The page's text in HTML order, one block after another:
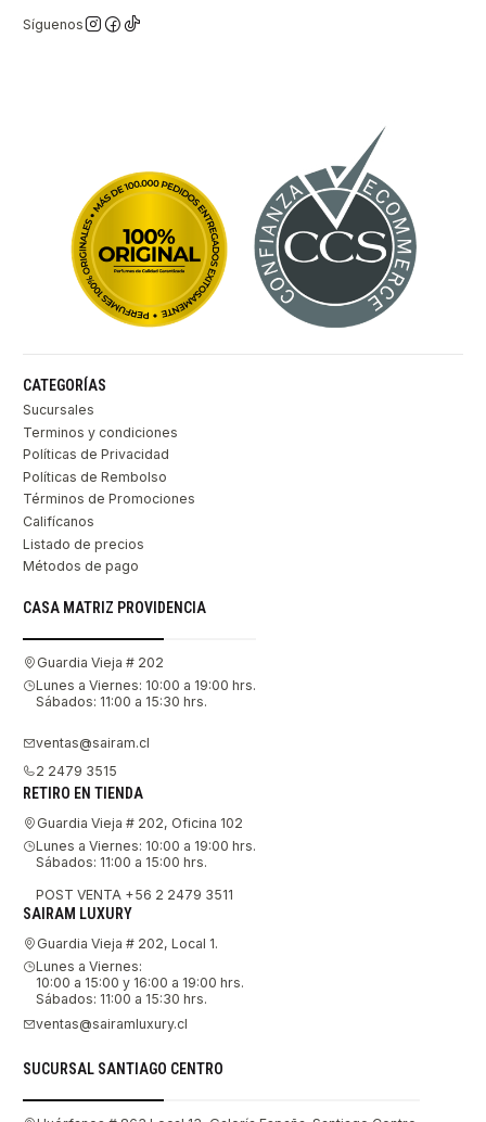
Síguenos
CATEGORÍAS
Sucursales
Terminos y condiciones
Políticas de Privacidad
Políticas de Rembolso
Términos de Promociones
Califícanos
Listado de precios
Métodos de pago
CASA MATRIZ PROVIDENCIA
Guardia Vieja # 202
Lunes a Viernes: 10:00 a 19:00 hrs.
Sábados: 11:00 a 15:30 hrs.
ventas@sairam.cl
2 2479 3515
RETIRO EN TIENDA
Guardia Vieja # 202, Oficina 102
Lunes a Viernes: 10:00 a 19:00 hrs.
Sábados: 11:00 a 15:00 hrs.
POST VENTA +56 2 2479 3511
SAIRAM LUXURY
Guardia Vieja # 202, Local 1.
Lunes a Viernes:
10:00 a 15:00 y 16:00 a 19:00 hrs.
Sábados: 11:00 a 15:30 hrs.
ventas@sairamluxury.cl
SUCURSAL SANTIAGO CENTRO